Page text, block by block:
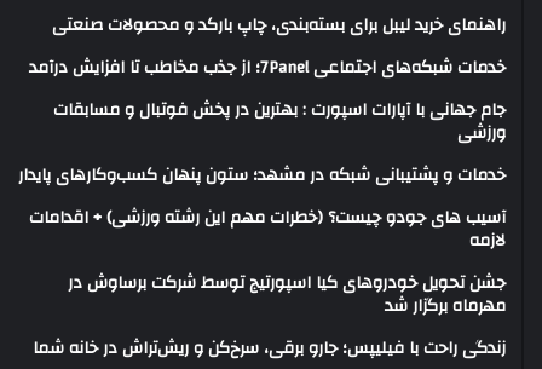
راهنمای خرید لیبل برای بسته‌بندی، چاپ بارکد و محصولات صنعتی
خدمات شبکه‌های اجتماعی 7Panel؛ از جذب مخاطب تا افزایش درآمد
جام جهانی با آپارات اسپورت : بهترین در پخش فوتبال و مسابقات
ورزشی
خدمات و پشتیبانی شبکه در مشهد؛ ستون پنهان کسب‌وکارهای پایدار
آسیب های جودو چیست؟ (خطرات مهم این رشته ورزشی) + اقدامات
لازمه
جشن تحویل خودروهای کیا اسپورتیج توسط شرکت برساوش در
مهرماه برگزار شد
زندگی راحت با فیلیپس؛ جارو برقی، سرخ‌کن و ریش‌تراش در خانه شما